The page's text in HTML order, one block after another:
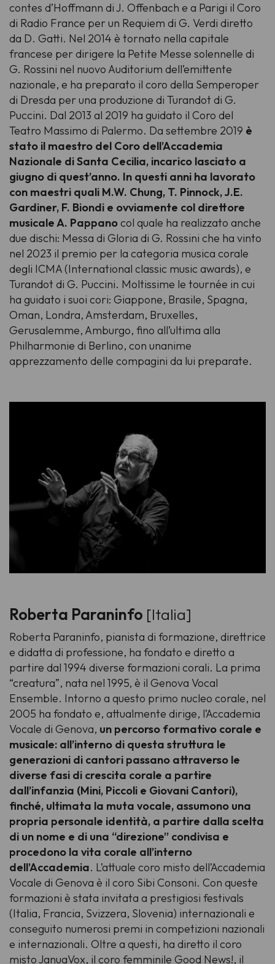
contes d’Hoffmann di J. Offenbach e a Parigi il Coro
di Radio France per un Requiem di G. Verdi diretto
da D. Gatti. Nel 2014 è tornato nella capitale
francese per dirigere la Petite Messe solennelle di
G. Rossini nel nuovo Auditorium dell’emittente
nazionale, e ha preparato il coro della Semperoper
di Dresda per una produzione di Turandot di G.
Puccini. Dal 2013 al 2019 ha guidato il Coro del
Teatro Massimo di Palermo. Da settembre 2019 è
stato il maestro del Coro dell’Accademia
Nazionale di Santa Cecilia, incarico lasciato a
giugno di quest’anno. In questi anni ha lavorato
con maestri quali M.W. Chung, T. Pinnock, J.E.
Gardiner, F. Biondi e ovviamente col direttore
musicale A. Pappanocol quale ha realizzato anche
due dischi: Messa di Gloria di G. Rossini che ha vinto
nel 2023 il premio per la categoria musica corale
degli ICMA (International classic music awards), e
Turandot di G. Puccini. Moltissime le tournée in cui
ha guidato i suoi cori: Giappone, Brasile, Spagna,
Oman, Londra, Amsterdam, Bruxelles,
Gerusalemme, Amburgo, fino all’ultima alla
Philharmonie di Berlino, con unanime
apprezzamento delle compagini da lui preparate.
Roberta Paraninfo [Italia]
Roberta Paraninfo, pianista di formazione, direttrice
e didatta di professione, ha fondato e diretto a
partire dal 1994 diverse formazioni corali. La prima
“creatura”, nata nel 1995, è il Genova Vocal
Ensemble. Intorno a questo primo nucleo corale, nel
2005 ha fondato e, attualmente dirige, l’Accademia
Vocale di Genova, un percorso formativo corale e
musicale: all’interno di questa struttura le
generazioni di cantori passano attraverso le
diverse fasi di crescita corale a partire
dall’infanzia (Mini, Piccoli e Giovani Cantori),
finché, ultimata la muta vocale, assumono una
propria personale identità, a partire dalla scelta
di un nome e di una “direzione” condivisa e
procedono la vita corale all’interno
dell’Accademia. L’attuale coro misto dell’Accademia
Vocale di Genova è il coro Sibi Consoni. Con queste
formazioni è stata invitata a prestigiosi festivals
(Italia, Francia, Svizzera, Slovenia) internazionali e
conseguito numerosi premi in competizioni nazionali
e internazionali. Oltre a questi, ha diretto il coro
misto JanuaVox, il coro femminile Good News!, il